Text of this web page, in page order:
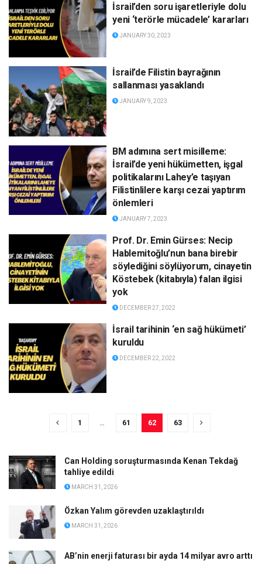
İsrail’den soru işaretleriyle dolu
yeni ‘terörle mücadele’ kararları
JANUARY 30, 2023
İsrail’de Filistin bayrağının
sallanması yasaklandı
JANUARY 9, 2023
BM adımına sert misilleme:
İsrail’de yeni hükümetten, işgal
politikalarını Lahey’e taşıyan
Filistinlilere karşı cezai yaptırım
önlemleri
JANUARY 7, 2023
Prof. Dr. Emin Gürses: Necip
Hablemitoğlu’nun bana birebir
söylediğini söylüyorum, cinayetin
Köstebek (kitabıyla) falan ilgisi
yok
DECEMBER 27, 2022
İsrail tarihinin ‘en sağ hükümeti’
kuruldu
DECEMBER 22, 2022
1 … 61 62 63
Can Holding soruşturmasında Kenan Tekdağ
tahliye edildi
MARCH 31, 2026
Özkan Yalım görevden uzaklaştırıldı
MARCH 31, 2026
AB’nin enerji faturası bir ayda 14 milyar avro arttı